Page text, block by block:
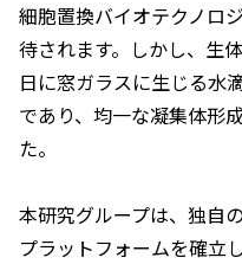
細胞置換バイオテクノロ
待されます。しかし、生
日に窓ガラスに生じる水
であり、均一な凝集体形
た。
本研究グループは、独自の
プラットフォームを確立